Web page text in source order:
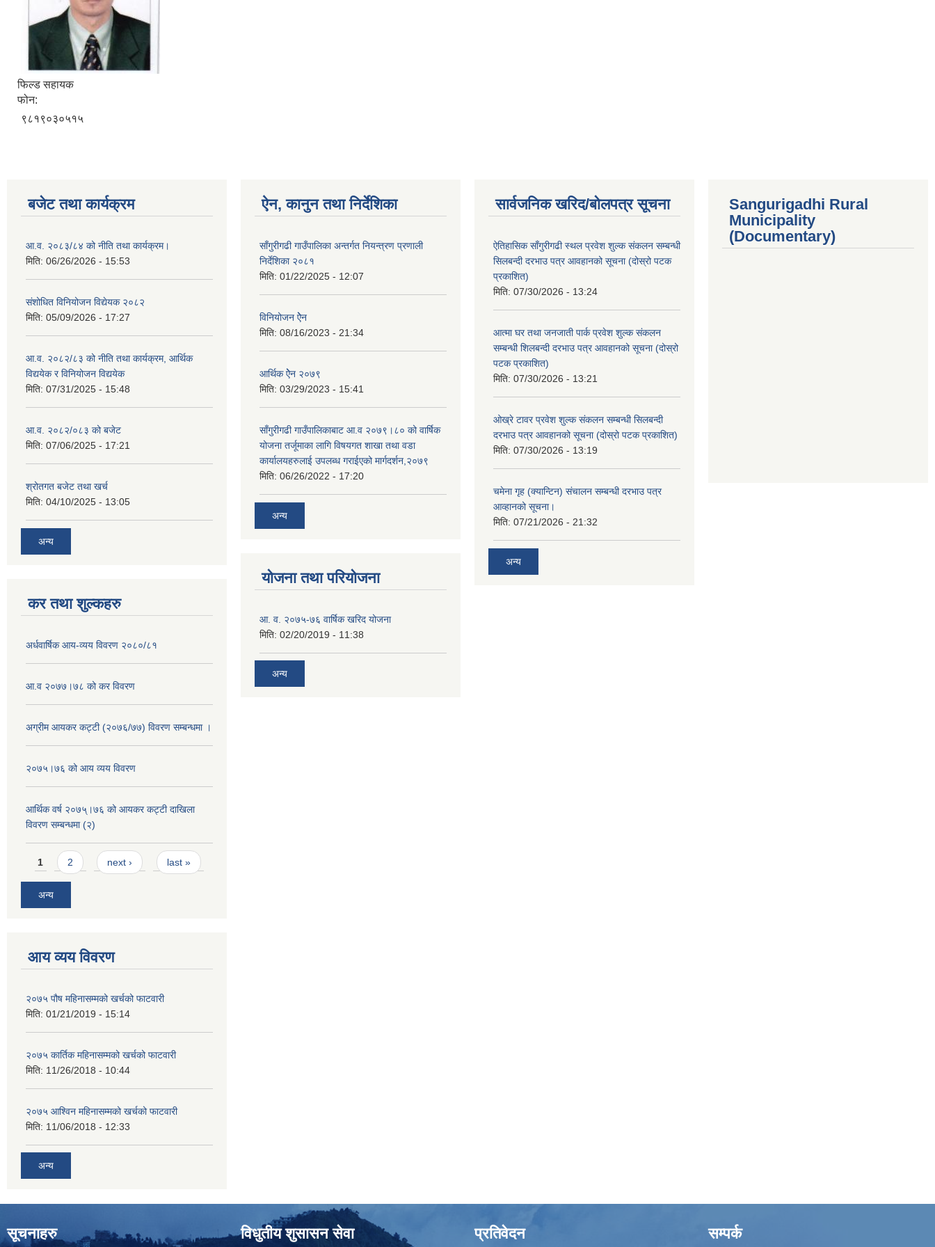
फिल्ड सहायक
फोन:
९८१९०३०५१५
बजेट तथा कार्यक्रम
आ.व. २०८३/८४ को नीति तथा कार्यक्रम।
मिति: 06/26/2026 - 15:53
संशोधित विनियोजन विद्येयक २०८२
मिति: 05/09/2026 - 17:27
आ.व. २०८२/८३ को नीति तथा कार्यक्रम, आर्थिक
विद्ययेक र विनियोजन विद्ययेक
मिति: 07/31/2025 - 15:48
आ.व. २०८२/०८३ को बजेट
मिति: 07/06/2025 - 17:21
श्रोतगत बजेट तथा खर्च
मिति: 04/10/2025 - 13:05
अन्य
कर तथा शुल्कहरु
अर्धवार्षिक आय-व्यय विवरण २०८०/८१
आ.व २०७७।७८ को कर विवरण
अग्रीम आयकर कट्टी (२०७६/७७) विवरण सम्बन्धमा ।
२०७५।७६ को आय व्यय विवरण
आर्थिक वर्ष २०७५्।७६ को आयकर कट्टी दाखिला
विवरण सम्बन्धमा (२)
Pages
1 2 next › last »
अन्य
आय व्यय विवरण
२०७५ पौष महिनासम्मको खर्चको फाटवारी
मिति: 01/21/2019 - 15:14
२०७५ कार्तिक महिनासम्मको खर्चको फाटवारी
मिति: 11/26/2018 - 10:44
२०७५ आश्विन महिनासम्मको खर्चको फाटवारी
मिति: 11/06/2018 - 12:33
अन्य
ऐन, कानुन तथा निर्देशिका
साँगुरीगढी गाउँपालिका अन्तर्गत नियन्त्रण प्रणाली
निर्देशिका २०८१
मिति: 01/22/2025 - 12:07
विनियोजन ऐेन
मिति: 08/16/2023 - 21:34
आर्थिक ऐेन २०७९
मिति: 03/29/2023 - 15:41
साँगुरीगढी गाउँपालिकाबाट आ.व २०७९।८० को वार्षिक
योजना तर्जूमाका लागि विषयगत शाखा तथा वडा
कार्यालयहरुलाई उपलब्ध गराईएको मार्गदर्शन,२०७९
मिति: 06/26/2022 - 17:20
अन्य
योजना तथा परियोजना
आ. व. २०७५-७६ वार्षिक खरिद योजना
मिति: 02/20/2019 - 11:38
अन्य
सार्वजनिक खरिद/बोलपत्र सूचना
ऐतिहासिक साँगुरीगढी स्थल प्रवेश शुल्क संकलन सम्बन्धी
सिलबन्दी दरभाउ पत्र आवहानको सूचना (दोस्रो पटक
प्रकाशित)
मिति: 07/30/2026 - 13:24
आत्मा घर तथा जनजाती पार्क प्रवेश शुल्क संकलन
सम्बन्धी शिलबन्दी दरभाउ पत्र आवहानको सूचना (दोस्रो
पटक प्रकाशित)
मिति: 07/30/2026 - 13:21
ओख्रे टावर प्रवेश शुल्क संकलन सम्बन्धी सिलबन्दी
दरभाउ पत्र आवहानको सूचना (दोस्रो पटक प्रकाशित)
मिति: 07/30/2026 - 13:19
चमेना गृह (क्यान्टिन) संचालन सम्बन्धी दरभाउ पत्र
आव्हानको सूचना।
मिति: 07/21/2026 - 21:32
अन्य
Sangurigadhi Rural
Municipality
(Documentary)
सूचनाहरु विधुतीय शुसासन सेवा प्रतिवेदन सम्पर्क